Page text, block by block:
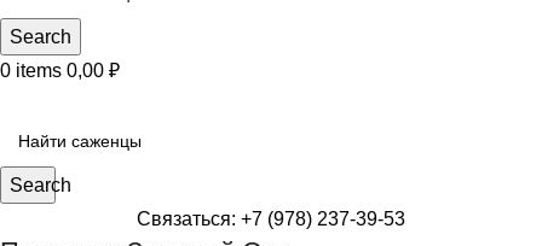
Search
0 items 0,00 ₽
Search
Связаться: +7 (978) 237-39-53